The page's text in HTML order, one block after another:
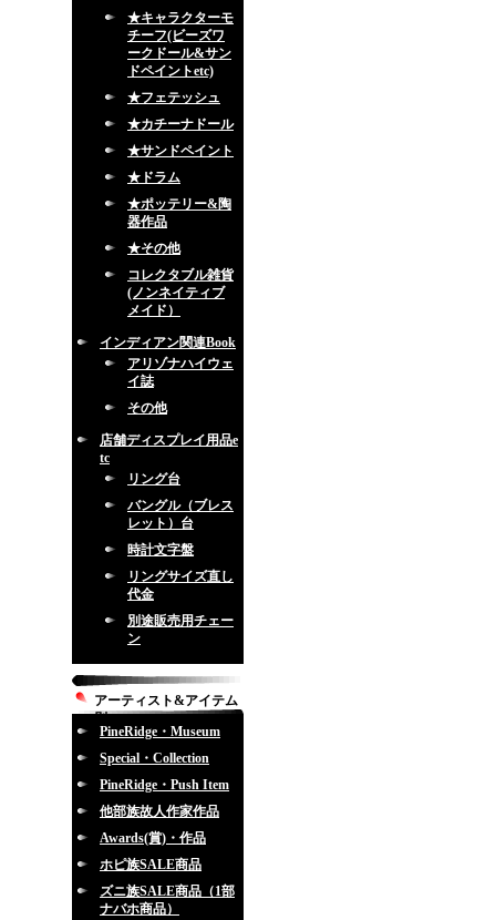
★キャラクターモ
チーフ(ビーズワ
ークドール&サン
ドペイントetc)
★フェテッシュ
★カチーナドール
★サンドペイント
★ドラム
★ポッテリー&陶
器作品
★その他
コレクタブル雑貨
(ノンネイティブ
メイド）
インディアン関連Book
アリゾナハイウェ
イ誌
その他
店舗ディスプレイ用品e
tc
リング台
バングル（ブレス
レット）台
時計文字盤
リングサイズ直し
代金
別途販売用チェー
ン
アーティスト&アイテム
別
PineRidge・Museum
Special・Collection
PineRidge・Push Item
他部族故人作家作品
Awards(賞)・作品
ホピ族SALE商品
ズニ族SALE商品（1部
ナバホ商品）